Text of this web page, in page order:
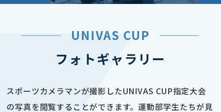
UNIVAS CUP
フォトギャラリー
スポーツカメラマンが撮影したUNIVAS CUP指定大会
の写真を閲覧することができます。運動部学生たちが見